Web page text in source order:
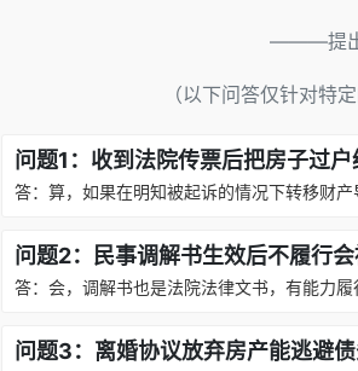
———提
（以下问答仅针对特
问题1：收到法院传票后把房子过户
答：算，如果在明知被起诉的情况下转移财产
问题2：民事调解书生效后不履行会
答：会，调解书也是法院法律文书，有能力
问题3：离婚协议放弃房产能逃避债